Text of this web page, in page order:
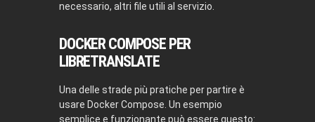
necessario, altri file utili al servizio.
DOCKER COMPOSE PER
LIBRETRANSLATE
Una delle strade più pratiche per partire è
usare Docker Compose. Un esempio
semplice e funzionante può essere questo: